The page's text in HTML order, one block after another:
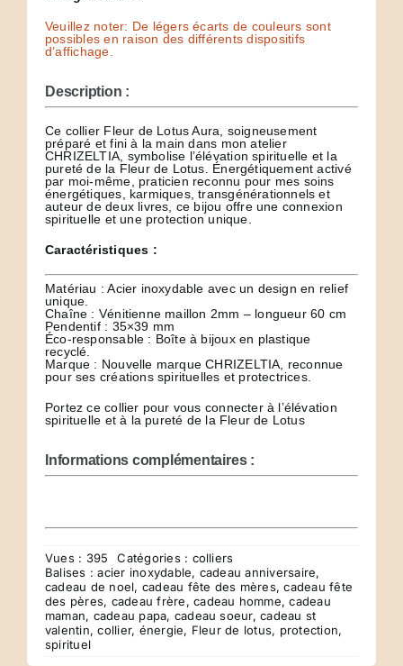
Veuillez noter: De légers écarts de couleurs sont
possibles en raison des différents dispositifs
d’affichage.
Description :
Ce collier Fleur de Lotus Aura, soigneusement
préparé et fini à la main dans mon atelier
CHRIZELTIA, symbolise l’élévation spirituelle et la
pureté de la Fleur de Lotus. Énergétiquement activé
par moi-même, praticien reconnu pour mes soins
énergétiques, karmiques, transgénérationnels et
auteur de deux livres, ce bijou offre une connexion
spirituelle et une protection unique.
Caractéristiques :
Matériau : Acier inoxydable avec un design en relief
unique.
Chaîne : Vénitienne maillon 2mm – longueur 60 cm
Pendentif : 35×39 mm
Éco-responsable : Boîte à bijoux en plastique
recyclé.
Marque : Nouvelle marque CHRIZELTIA, reconnue
pour ses créations spirituelles et protectrices.
Portez ce collier pour vous connecter à l’élévation
spirituelle et à la pureté de la Fleur de Lotus
Informations complémentaires :
Vues : 395 Catégories : colliers
Balises :acier inoxydable, cadeau anniversaire,
cadeau de noel, cadeau fête des mères,cadeau fête
des pères, cadeau frère,cadeau homme,cadeau
maman, cadeau papa, cadeau soeur,cadeau st
valentin,collier, énergie, Fleur de lotus, protection,
spirituel